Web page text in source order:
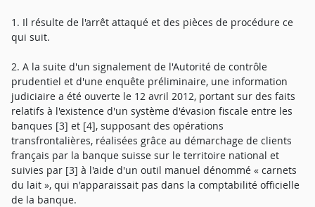
1. Il résulte de l'arrêt attaqué et des pièces de procédure ce
qui suit.
2. A la suite d'un signalement de l'Autorité de contrôle
prudentiel et d'une enquête préliminaire, une information
judiciaire a été ouverte le 12 avril 2012, portant sur des faits
relatifs à l'existence d'un système d'évasion fiscale entre les
banques [3] et [4], supposant des opérations
transfrontalières, réalisées grâce au démarchage de clients
français par la banque suisse sur le territoire national et
suivies par [3] à l'aide d'un outil manuel dénommé « carnets
du lait », qui n'apparaissait pas dans la comptabilité officielle
de la banque.